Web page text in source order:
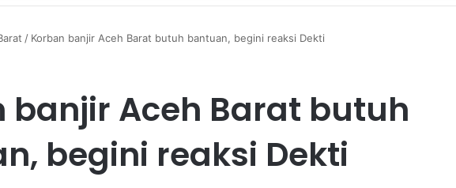
/ Korban banjir Aceh Barat butuh bantuan, begini reaksi Dekti
banjir Aceh Barat butuh
begini reaksi Dekti